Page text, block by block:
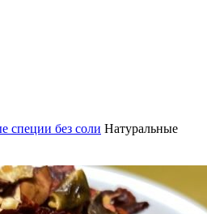
специи без соли Натуральные